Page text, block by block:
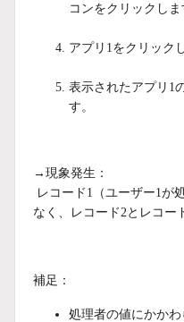
コンをクリックしま
アプリ1をクリック
表示されたアプリ1
す。
→現象発生：
レコード1（ユーザー1が
なく、レコード2とレコー
補足：
処理者の値にかか